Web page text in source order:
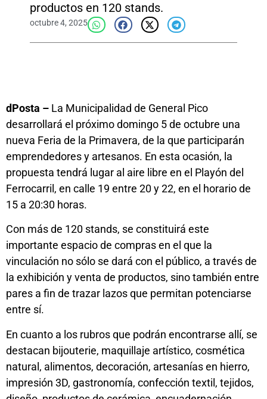
productos en 120 stands.
octubre 4, 2025
dPosta – La Municipalidad de General Pico
desarrollará el próximo domingo 5 de octubre una
nueva Feria de la Primavera, de la que participarán
emprendedores y artesanos. En esta ocasión, la
propuesta tendrá lugar al aire libre en el Playón del
Ferrocarril, en calle 19 entre 20 y 22, en el horario de
15 a 20:30 horas.
Con más de 120 stands, se constituirá este
importante espacio de compras en el que la
vinculación no sólo se dará con el público, a través de
la exhibición y venta de productos, sino también entre
pares a fin de trazar lazos que permitan potenciarse
entre sí.
En cuanto a los rubros que podrán encontrarse allí, se
destacan bijouterie, maquillaje artístico, cosmética
natural, alimentos, decoración, artesanías en hierro,
impresión 3D, gastronomía, confección textil, tejidos,